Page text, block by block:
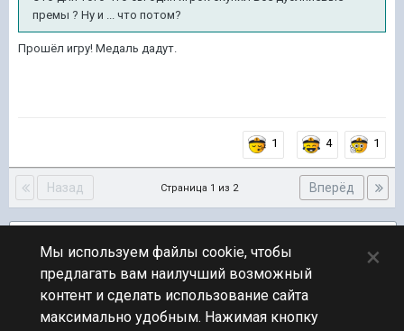
премы ? Ну и ... что потом?
Прошёл игру! Медаль дадут.
1 4 1
Назад Вперёд
Страница 1 из 2
ПЕРЕЙТИ К СПИСКУ ТЕМ
Новости
Мы используем файлы cookie, чтобы
предлагать вам наилучший возможный
контент и сделать использование сайта
максимально удобным. Нажимая кнопку
×